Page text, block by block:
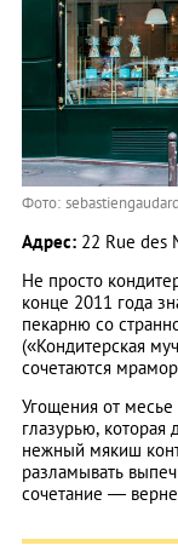
Фото:
Адрес: 22 Rue des
Не просто
конце 2011 года
пекарню со
(«Кондитерская
сочетаются
Угощения от
глазурью, которая
нежный мякиш
разламывать
сочетание —